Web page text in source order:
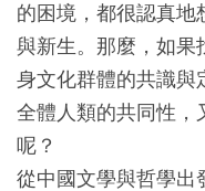
的困境，都很認真地
與新生。那麼，如果
身文化群體的共識與
全體人類的共同性，
呢？
從中國文學與哲學出